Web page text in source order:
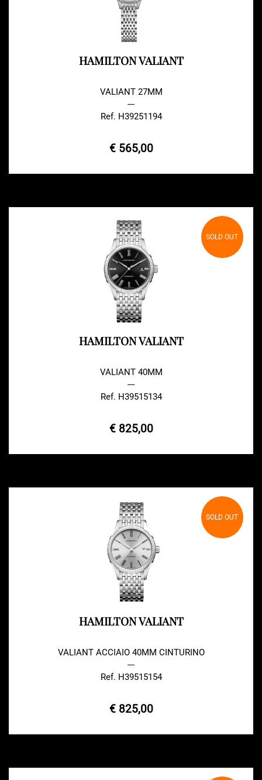
HAMILTON VALIANT
VALIANT 27MM
---
Ref. H39251194
€ 565,00
SOLD OUT
HAMILTON VALIANT
VALIANT 40MM
---
Ref. H39515134
€ 825,00
SOLD OUT
HAMILTON VALIANT
VALIANT ACCIAIO 40MM CINTURINO
---
Ref. H39515154
€ 825,00